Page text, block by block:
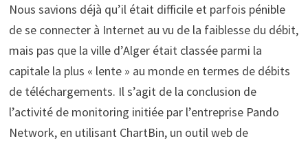
Nous savions déjà qu’il était difficile et parfois pénible
de se connecter à Internet au vu de la faiblesse du débit,
mais pas que la ville d’Alger était classée parmi la
capitale la plus « lente » au monde en termes de débits
de téléchargements. Il s’agit de la conclusion de
l’activité de monitoring initiée par l’entreprise Pando
Network, en utilisant ChartBin, un outil web de